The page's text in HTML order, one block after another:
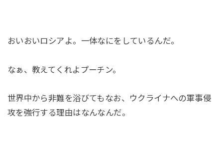
おいおいロシアよ。一体なにをしているんだ。
なぁ、教えてくれよプーチン。
世界中から非難を浴びてもなお、ウクライナへの軍事侵
攻を強行する理由はなんなんだ。